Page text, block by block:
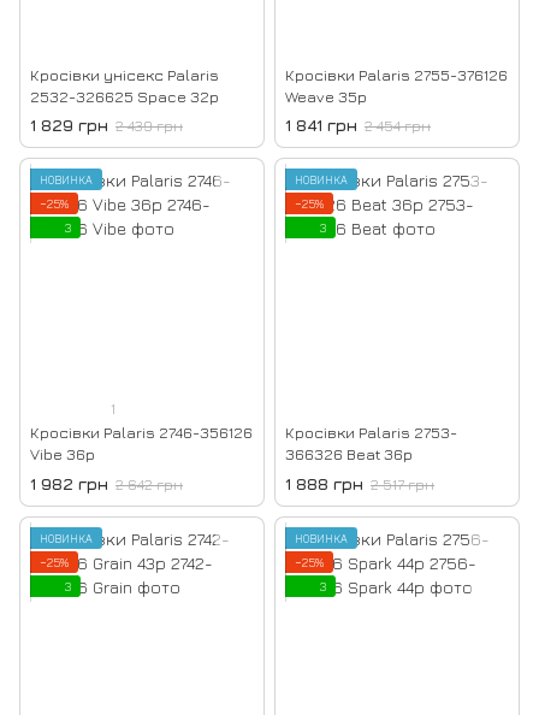
Кросівки унісекс Palaris
2532-326625 Space 32р
1 829 грн 2 439 грн
Кросівки Palaris 2755-376126
Weave 35р
1 841 грн 2 454 грн
НОВИНКА
−25%
3
1
Кросівки Palaris 2746-356126
Vibe 36р
1 982 грн 2 642 грн
НОВИНКА
−25%
3
Кросівки Palaris 2753-
366326 Beat 36р
1 888 грн 2 517 грн
НОВИНКА
−25%
3
НОВИНКА
−25%
3